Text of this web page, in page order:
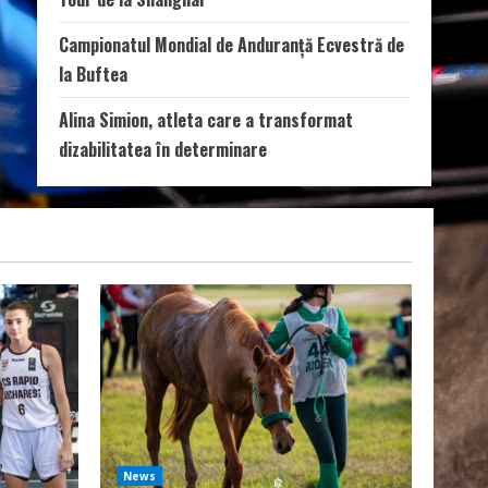
Campionatul Mondial de Anduranță Ecvestră de
la Buftea
Alina Simion, atleta care a transformat
dizabilitatea în determinare
News